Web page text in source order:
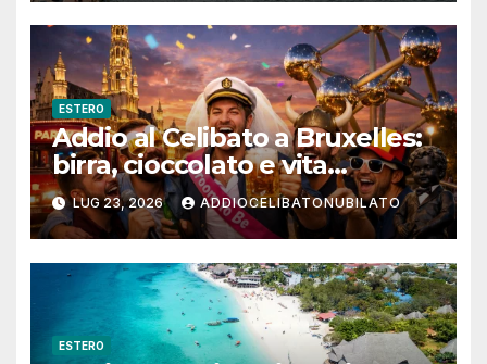
ESTERO
Addio al Celibato a Bruxelles:
birra, cioccolato e vita
notturna per un weekend
indimenticabile
LUG 23, 2026 ADDIOCELIBATONUBILATO
ESTERO